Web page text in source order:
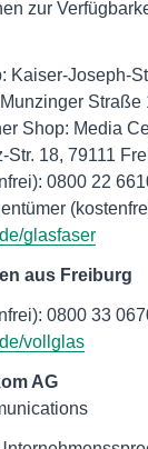
zur
Kaiser-Joseph-
Straße
Shop: Media
Str. 18, 79111
0800 22
glasfaser
aus Freiburg
0800 33
vollglas
AG